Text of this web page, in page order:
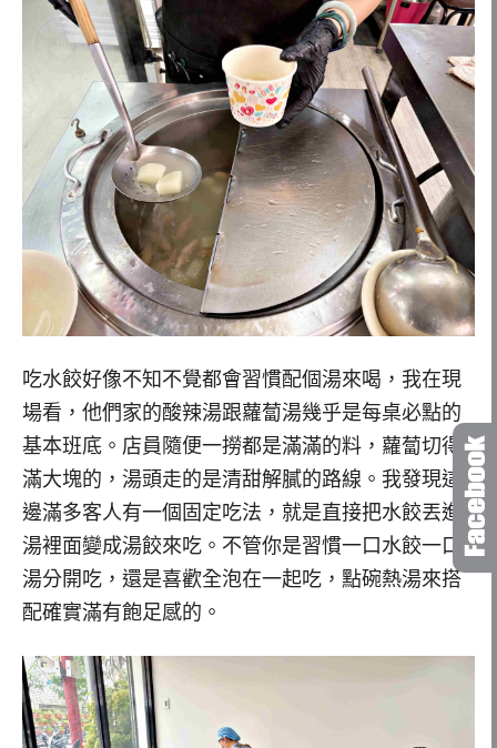
吃水餃好像不知不覺都會習慣配個湯來喝，我在現
場看，他們家的酸辣湯跟蘿蔔湯幾乎是每桌必點的
基本班底。店員隨便一撈都是滿滿的料，蘿蔔切得
滿大塊的，湯頭走的是清甜解膩的路線。我發現這
邊滿多客人有一個固定吃法，就是直接把水餃丟進
湯裡面變成湯餃來吃。不管你是習慣一口水餃一口
湯分開吃，還是喜歡全泡在一起吃，點碗熱湯來搭
配確實滿有飽足感的。